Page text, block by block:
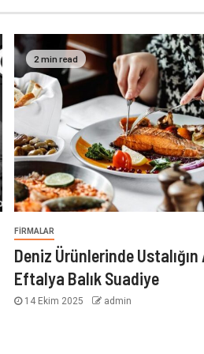
2 min read
FIRMALAR
Deniz Ürünlerinde Ustalığın
Eftalya Balık Suadiye
14 Ekim 2025 admin